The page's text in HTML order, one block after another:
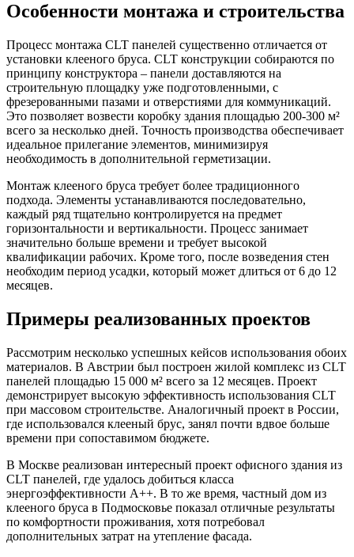
Особенности монтажа и строительства
Процесс монтажа CLT панелей существенно отличается от
установки клееного бруса. CLT конструкции собираются по
принципу конструктора – панели доставляются на
строительную площадку уже подготовленными, с
фрезерованными пазами и отверстиями для коммуникаций.
Это позволяет возвести коробку здания площадью 200-300 м²
всего за несколько дней. Точность производства обеспечивает
идеальное прилегание элементов, минимизируя
необходимость в дополнительной герметизации.
Монтаж клееного бруса требует более традиционного
подхода. Элементы устанавливаются последовательно,
каждый ряд тщательно контролируется на предмет
горизонтальности и вертикальности. Процесс занимает
значительно больше времени и требует высокой
квалификации рабочих. Кроме того, после возведения стен
необходим период усадки, который может длиться от 6 до 12
месяцев.
Примеры реализованных проектов
Рассмотрим несколько успешных кейсов использования обоих
материалов. В Австрии был построен жилой комплекс из CLT
панелей площадью 15 000 м² всего за 12 месяцев. Проект
демонстрирует высокую эффективность использования CLT
при массовом строительстве. Аналогичный проект в России,
где использовался клееный брус, занял почти вдвое больше
времени при сопоставимом бюджете.
В Москве реализован интересный проект офисного здания из
CLT панелей, где удалось добиться класса
энергоэффективности А++. В то же время, частный дом из
клееного бруса в Подмосковье показал отличные результаты
по комфортности проживания, хотя потребовал
дополнительных затрат на утепление фасада.